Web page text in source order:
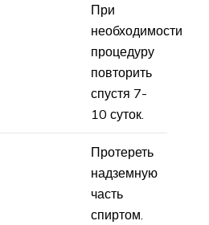
При
необходимости
процедуру
повторить
спустя 7-
10 суток.
Протереть
надземную
часть
спиртом.